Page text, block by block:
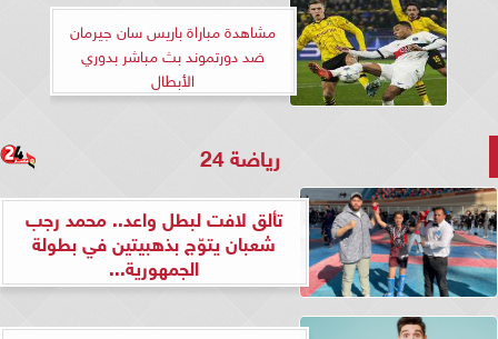
مشاهدة مباراة باريس سان جيرمان
ضد دورتموند بث مباشر بدوري
الأبطال
رياضة 24
تألق لافت لبطل واعد.. محمد رجب
شعبان يتوّج بذهبيتين في بطولة
الجمهورية...